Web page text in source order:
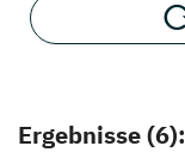
Ergebnisse (6):